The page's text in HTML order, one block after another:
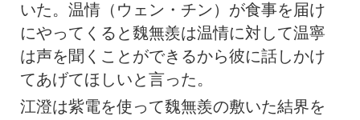
いた。温情（ウェン・チン）が食事を届け
にやってくると魏無羨は温情に対して温寧
は声を聞くことができるから彼に話しかけ
てあげてほしいと言った。
江澄は紫電を使って魏無羨の敷いた結界を